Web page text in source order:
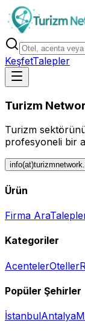
KeşfetTalepler
Turizm
Turizm
profesyoneli bir
Ürün
Firma Ara
Kategoriler
AcentelerOteller
Popüler Şehirler
İstanbulAntalya